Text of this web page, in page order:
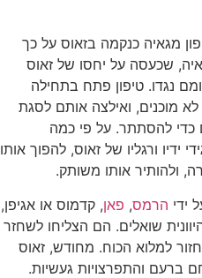
מגאיה כנקמה בזאוס על כך
שכעסה על יחסו של זאוס
נגדו. טיפון פתח בתחילה
מוכנים, ואילצה אותם לסגת
כדי להסתתר. על פי כמה
ידיו ורגליו של זאוס, להפוך אותו
ולהותיר אותו משותק.
ידי הרמס, פאן, קדמוס או אגיפן,
שואלים. הם הצליחו לשחזר
למלוא הכוח. מחודש, זאוס
ברעם והתפרצויות געשיות.